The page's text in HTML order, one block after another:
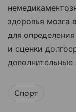
здоровья мозга
для
и оценки
дополнительные
Спорт